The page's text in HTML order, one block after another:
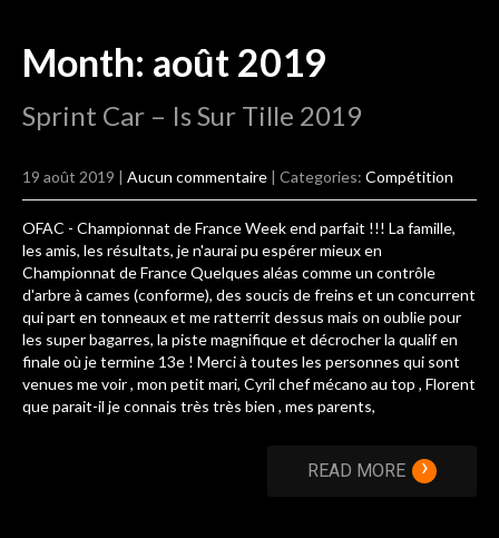
Month: août 2019
Sprint Car – Is Sur Tille 2019
19 août 2019 | Aucun commentaire | Categories: Compétition
OFAC - Championnat de France Week end parfait !!! La famille,
les amis, les résultats, je n'aurai pu espérer mieux en
Championnat de France Quelques aléas comme un contrôle
d'arbre à cames (conforme), des soucis de freins et un concurrent
qui part en tonneaux et me ratterrit dessus mais on oublie pour
les super bagarres, la piste magnifique et décrocher la qualif en
finale où je termine 13e ! Merci à toutes les personnes qui sont
venues me voir , mon petit mari, Cyril chef mécano au top , Florent
que parait-il je connais très très bien , mes parents,
READ MORE ›